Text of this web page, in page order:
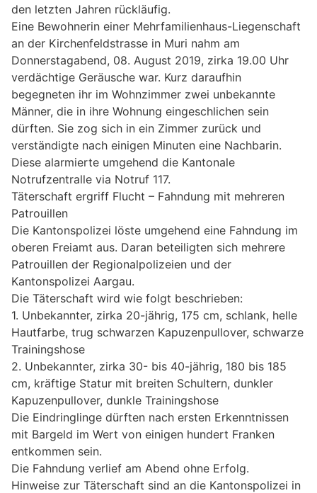
den letzten Jahren rückläufig.
Eine Bewohnerin einer Mehrfamilienhaus-Liegenschaft
an der Kirchenfeldstrasse in Muri nahm am
Donnerstagabend, 08. August 2019, zirka 19.00 Uhr
verdächtige Geräusche war. Kurz daraufhin
begegneten ihr im Wohnzimmer zwei unbekannte
Männer, die in ihre Wohnung eingeschlichen sein
dürften. Sie zog sich in ein Zimmer zurück und
verständigte nach einigen Minuten eine Nachbarin.
Diese alarmierte umgehend die Kantonale
Notrufzentralle via Notruf 117.
Täterschaft ergriff Flucht – Fahndung mit mehreren
Patrouillen
Die Kantonspolizei löste umgehend eine Fahndung im
oberen Freiamt aus. Daran beteiligten sich mehrere
Patrouillen der Regionalpolizeien und der
Kantonspolizei Aargau.
Die Täterschaft wird wie folgt beschrieben:
1. Unbekannter, zirka 20-jährig, 175 cm, schlank, helle
Hautfarbe, trug schwarzen Kapuzenpullover, schwarze
Trainingshose
2. Unbekannter, zirka 30- bis 40-jährig, 180 bis 185
cm, kräftige Statur mit breiten Schultern, dunkler
Kapuzenpullover, dunkle Trainingshose
Die Eindringlinge dürften nach ersten Erkenntnissen
mit Bargeld im Wert von einigen hundert Franken
entkommen sein.
Die Fahndung verlief am Abend ohne Erfolg.
Hinweise zur Täterschaft sind an die Kantonspolizei in